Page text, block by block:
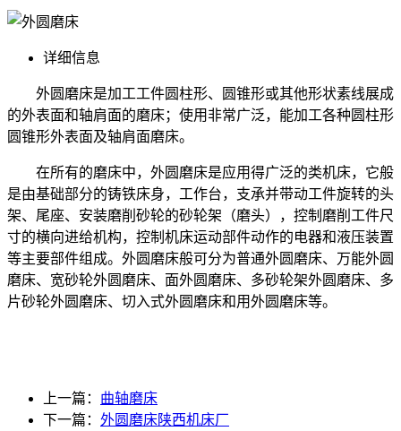
详细信息
外圆磨床是加工工件圆柱形、圆锥形或其他形状素线展成
的外表面和轴肩面的磨床；使用非常广泛，能加工各种圆柱形
圆锥形外表面及轴肩面磨床。
在所有的磨床中，外圆磨床是应用得广泛的类机床，它般
是由基础部分的铸铁床身，工作台，支承并带动工件旋转的头
架、尾座、安装磨削砂轮的砂轮架（磨头），控制磨削工件尺
寸的横向进给机构，控制机床运动部件动作的电器和液压装置
等主要部件组成。外圆磨床般可分为普通外圆磨床、万能外圆
磨床、宽砂轮外圆磨床、面外圆磨床、多砂轮架外圆磨床、多
片砂轮外圆磨床、切入式外圆磨床和用外圆磨床等。
上一篇： 曲轴磨床
下一篇： 外圆磨床陕西机床厂